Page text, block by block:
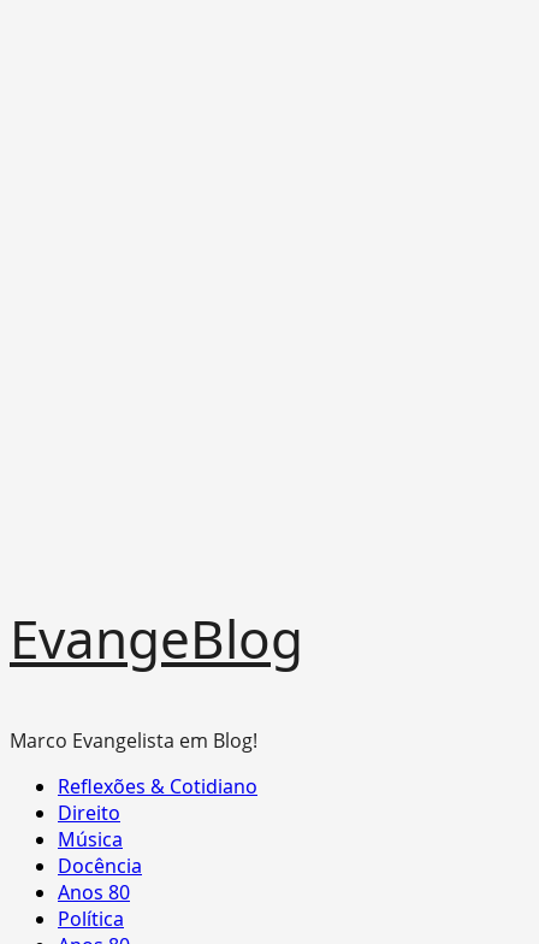
to
content
EvangeBlog
Marco Evangelista em Blog!
Primary
Menu
Reflexões & Cotidiano
Direito
Música
Docência
Anos 80
Política